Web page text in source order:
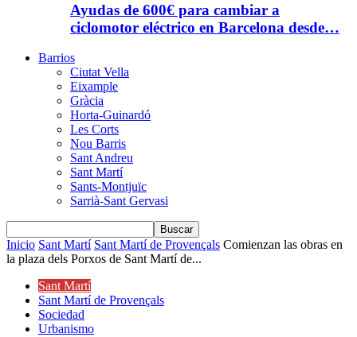
Ayudas de 600€ para cambiar a
ciclomotor eléctrico en Barcelona desde…
Barrios
Ciutat Vella
Eixample
Gràcia
Horta-Guinardó
Les Corts
Nou Barris
Sant Andreu
Sant Martí
Sants-Montjuïc
Sarrià-Sant Gervasi
Inicio Sant Martí Sant Martí de Provençals Comienzan las obras en
la plaza dels Porxos de Sant Martí de...
Sant Martí
Sant Martí de Provençals
Sociedad
Urbanismo